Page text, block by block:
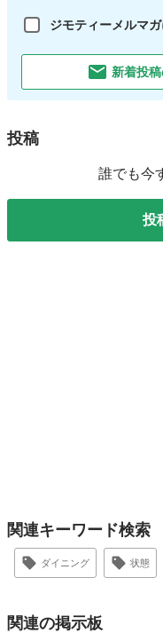
ジモティーメルマ
新着投
投稿
誰でも今
投
関連キーワード検索
ダイニング 状態
関連の掲示板